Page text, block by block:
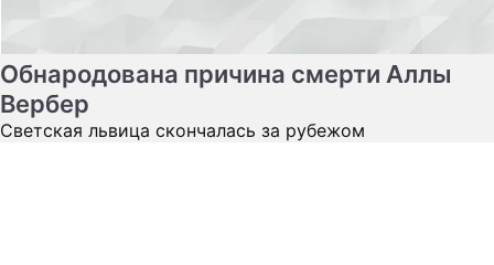
Светская львица скончалась за рубежом